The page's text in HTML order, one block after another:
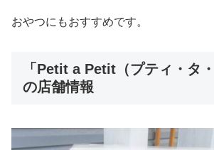
おやつにもおすすめです。
「Petit a Petit（プティ・タ
の店舗情報